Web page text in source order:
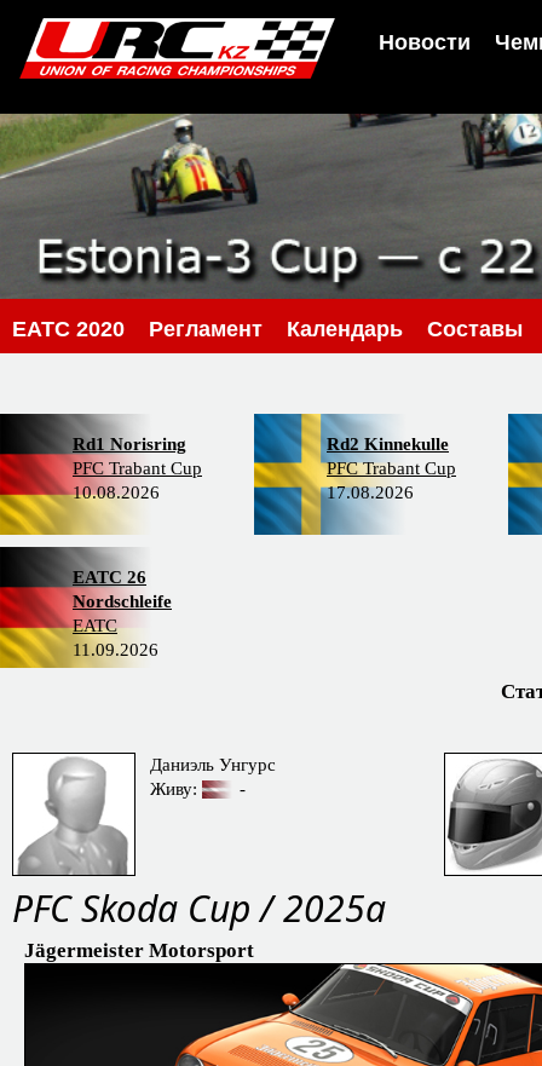
Новости
EATC 2020 Регламент Календарь Составы
Rd1 Norisring
PFC Trabant Cup
10.08.2026
Rd2 Kinnekulle
PFC Trabant Cup
17.08.2026
EATC 26
Nordschleife
EATC
11.09.2026
Даниэль Унгурс
Живу:
-
PFC Skoda Cup / 2025a
Jägermeister Motorsport